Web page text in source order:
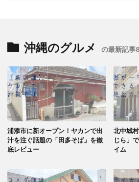
沖縄のグルメ の最新記事
浦添市に新オープン！ヤカンで出
汁を注ぐ話題の「田多そば」を徹
底レビュー
北中城
じら」
イム